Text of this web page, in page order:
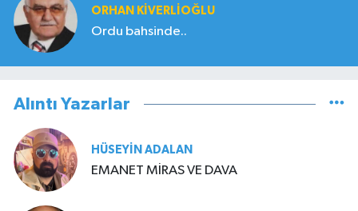
ORHAN KIVERLIOĞLU
Ordu bahsinde..
Alıntı Yazarlar
HÜSEYIN ADALAN
EMANET MİRAS VE DAVA